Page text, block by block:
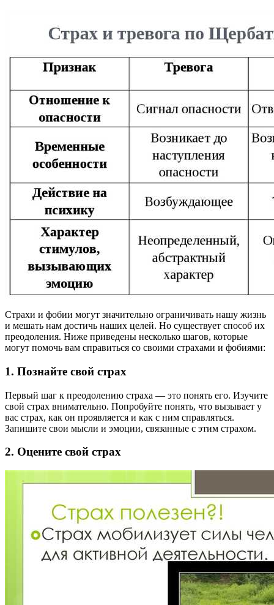
Страхи и фобии могут значительно ограничивать нашу жизнь
и мешать нам достичь наших целей. Но существует способ их
преодоления. Ниже приведены несколько шагов, которые
могут помочь вам справиться со своими страхами и фобиями:
1. Познайте свой страх
Первый шаг к преодолению страха — это понять его. Изучите
свой страх внимательно. Попробуйте понять, что вызывает у
вас страх, как он проявляется и как с ним справляться.
Запишите свои мысли и эмоции, связанные с этим страхом.
2. Оцените свой страх